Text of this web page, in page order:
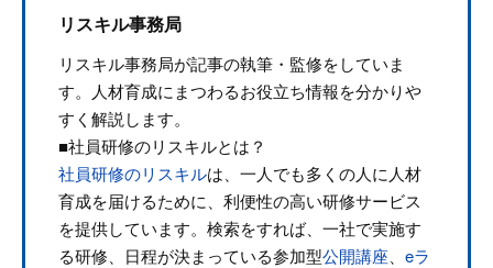
リスキル事務局
リスキル事務局が記事の執筆・監修をしていま
す。人材育成にまつわるお役立ち情報を分かりや
すく解説します。
■社員研修のリスキルとは？
社員研修のリスキルは、一人でも多くの人に人材
育成を届けるために、利便性の高い研修サービス
を提供しています。検索をすれば、一社で実施す
る研修、日程が決まっている参加型公開講座
eラ